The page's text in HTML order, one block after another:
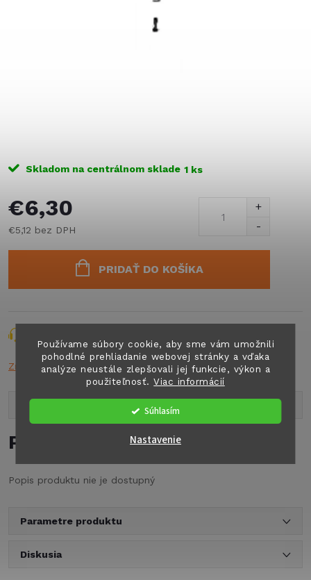
Používame súbory cookie, aby sme vám umožnili
pohodlné prehliadanie webovej stránky a vďaka
analýze neustále zlepšovali jej funkcie, výkon a
použiteľnosť.Viac informácií
Súhlasím
Nastavenie
Skladom na centrálnom sklade 1 ks
€6,30
€5,12 bez DPH
PRIDAŤ DO KOŠÍKA
Značka:THETF
Popis produktu
Podrobný popis
Popis produktu nie je dostupný
Parametre produktu
Diskusia